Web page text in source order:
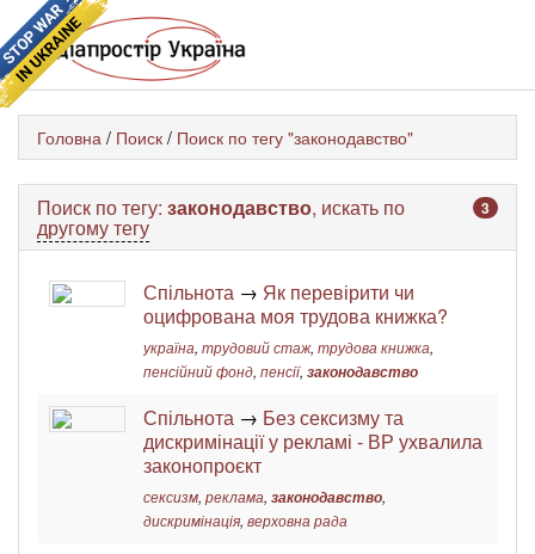
Головна / Поиск / Поиск по тегу "законодавство"
3
Поиск по тегу: законодавство, искать по
другому тегу
Спільнота → Як перевірити чи
оцифрована моя трудова книжка?
україна, трудовий стаж, трудова книжка,
пенсійний фонд, пенсії, законодавство
Спільнота → Без сексизму та
дискримінації у рекламі - ВР ухвалила
законопроєкт
сексизм, реклама, законодавство,
дискримінація, верховна рада